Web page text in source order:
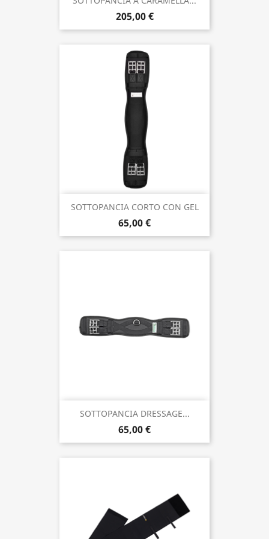
205,00 €
SOTTOPANCIA CORTO CON GEL
65,00 €
SOTTOPANCIA DRESSAGE...
65,00 €